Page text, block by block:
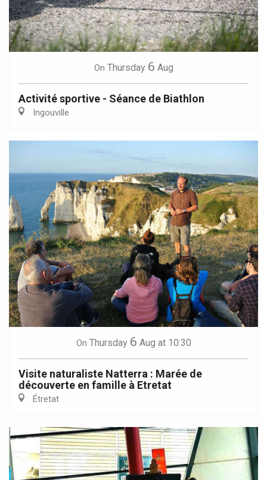
On Thursday 6 Aug
Activité sportive - Séance de Biathlon
Ingouville
On Thursday 6 Aug at 10:30
Visite naturaliste Natterra : Marée de
découverte en famille à Etretat
Étretat